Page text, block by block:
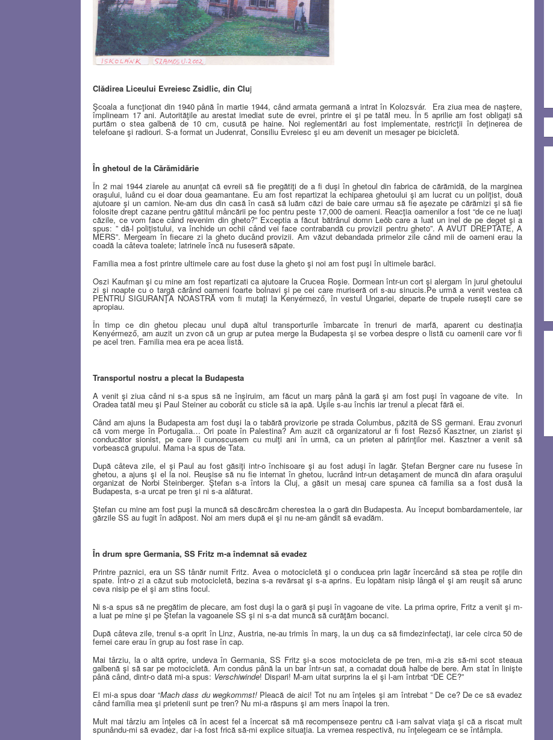
Clădirea Liceului Evreiesc Zsidlic, din Cluj
Şcoala a funcţionat din 1940 până în martie 1944, când armata germană a intrat în Kolozsvár.
Era ziua mea de naştere,
împlineam 17 ani. Autorităţile au arestat imediat sute de evrei, printre ei şi pe tatăl meu. În 5 aprilie am fost obligaţi să
purtăm o stea galbenă de 10 cm, cusută pe haine. Noi reglementări au fost implementate, restricţii în deţinerea de
telefoane şi radiouri. S-a format un Judenrat, Consiliu Evreiesc şi eu am devenit un mesager pe bicicletă.
În ghetoul de la Cărămidărie
În 2 mai 1944 ziarele au anunţat că evreii să fie pregătiţi de a fi duşi în ghetoul din fabrica de cărămidă, de la marginea
oraşului, luând cu ei doar doua geamantane. Eu am fost repartizat la echiparea ghetoului şi am lucrat cu un poliţist, două
ajutoare şi un camion. Ne-am dus din casă în casă să luăm căzi de baie care urmau să fie aşezate pe cărămizi şi să fie
folosite drept cazane pentru gătitul mâncării pe foc pentru peste 17,000 de oameni. Reacţia oamenilor a fost “de ce ne luaţi
căzile, ce vom face când revenim din gheto?” Exceptia a făcut bătrânul domn Leöb care a luat un inel de pe deget şi a
spus: ” dă-l poliţistului, va închide un ochii când vei face contrabandă cu provizii pentru gheto”. A AVUT DREPTATE, A
MERS”. Mergeam în fiecare zi la gheto ducând provizii. Am văzut debandada primelor zile când mii de oameni erau la
coadă la câteva toalete; latrinele încă nu fuseseră săpate.
Familia mea a fost printre ultimele care au fost duse la gheto şi noi am fost puşi în ultimele barăci.
Oszi Kaufman şi cu mine am fost repartizati ca ajutoare la Crucea Roşie. Dormean într-un cort şi alergam în jurul ghetoului
zi şi noapte cu o targă cărând oameni foarte bolnavi şi pe cei care muriseră ori s-au sinucis.Pe urmă a venit vestea că
PENTRU SIGURANŢA NOASTRĂ vom fi mutaţi la Kenyérmező, în vestul Ungariei, departe de trupele ruseşti care se
apropiau.
În timp ce din ghetou plecau unul după altul transporturile îmbarcate în trenuri de marfă, aparent cu destinaţia
Kenyérmező, am auzit un zvon că un grup ar putea merge la Budapesta şi se vorbea despre o listă cu oamenii care vor fi
pe acel tren. Familia mea era pe acea listă.
Transportul nostru a plecat la Budapesta
A venit şi ziua când ni s-a spus să ne înşiruim, am făcut un marş până la gară şi am fost puşi în vagoane de vite.
In
Oradea tatăl meu şi Paul Steiner au coborât cu sticle să ia apă. Uşile s-au închis iar trenul a plecat fără ei.
Când am ajuns la Budapesta am fost duşi la o tabără provizorie pe strada Columbus, păzită de SS germani. Erau zvonuri
că vom merge în Portugalia… Ori poate în Palestina? Am auzit că organizatorul ar fi fost Rezső Kasztner, un ziarist şi
conducător sionist, pe care îl cunoscusem cu mulţi ani în urmă, ca un prieten al părinţilor mei. Kasztner a venit să
vorbească grupului. Mama i-a spus de Tata.
După câteva zile, el şi Paul au fost găsiţi intr-o închisoare şi au fost aduşi în lagăr. Ştefan Bergner care nu fusese în
ghetou, a ajuns şi el la noi. Reuşise să nu fie internat în ghetou, lucrând intr-un detaşament de muncă din afara oraşului
organizat de Norbi Steinberger. Ştefan s-a întors la Cluj, a găsit un mesaj care spunea că familia sa a fost dusă la
Budapesta, s-a urcat pe tren şi ni s-a alăturat.
Ştefan cu mine am fost puşi la muncă să descărcăm cherestea la o gară din Budapesta. Au început bombardamentele, iar
gărzile SS au fugit în adăpost. Noi am mers după ei şi nu ne-am gândit să evadăm.
În drum spre Germania, SS Fritz m-a îndemnat să evadez
Printre paznici, era un SS tânăr numit Fritz. Avea o motocicletă şi o conducea prin lagăr încercând să stea pe roţile din
spate. Într-o zi a căzut sub motocicletă, bezina s-a revărsat şi s-a aprins. Eu lopătam nisip lângă el şi am reuşit să arunc
ceva nisip pe el şi am stins focul.
Ni s-a spus să ne pregătim de plecare, am fost duşi la o gară şi puşi în vagoane de vite. La prima oprire, Fritz a venit şi m-
a luat pe mine şi pe Ştefan la vagoanele SS şi ni s-a dat muncă să curăţăm bocanci.
După câteva zile, trenul s-a oprit în Linz, Austria, ne-au trimis în marş, la un duş ca să fimdezinfectaţi, iar cele circa 50 de
femei care erau în grup au fost rase în cap.
Mai târziu, la o altă oprire, undeva în Germania, SS Fritz şi-a scos motocicleta de pe tren, mi-a zis să-mi scot steaua
galbenă şi să sar pe motocicletă. Am condus până la un bar într-un sat, a comadat două halbe de bere.Am stat în linişte
până când, dintr-o dată mi-a spus: Verschiwinde! Dispari! M-am uitat surprins la el şi l-am întrbat “DE CE?”
El mi-a spus doar “Mach dass du wegkommst! Pleacă de aici! Tot nu am înţeles şi am întrebat ” De ce? De ce să evadez
când familia mea şi prietenii sunt pe tren? Nu mi-a răspuns şi am mers înapoi la tren.
Mult mai târziu am înţeles că în acest fel a încercat să mă recompenseze pentru că i-am salvat viaţa şi că a riscat mult
spunându-mi să evadez, dar i-a fost frică să-mi explice situaţia. La vremea respectivă, nu înţelegeam ce se întâmpla.